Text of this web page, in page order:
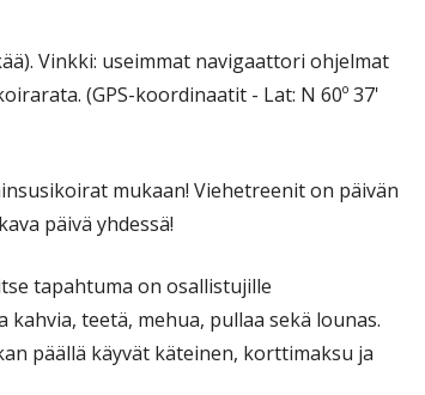
Vinkki: useimmat navigaattori ohjelmat
(GPS-koordinaatit - Lat: N 60º 37'
mukaan! Viehetreenit on päivän
päivä yhdessä!
tapahtuma on osallistujille
teetä, mehua, pullaa sekä lounas.
päällä käyvät käteinen, korttimaksu ja